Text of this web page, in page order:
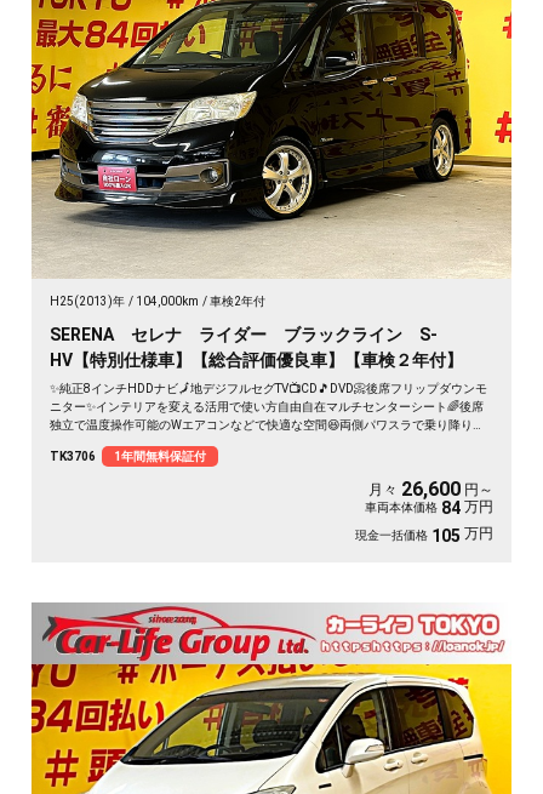
H25(2013)年 104,000km 車検2年付
SERENA セレナ ライダー ブラックライン S-
HV【特別仕様車】【総合評価優良車】【車検２年付】
✨純正8インチHDDナビ🗾地デジフルセグTV📺CD🎵DVD📀後席フリップダウンモ
ニター✨インテリアを変える活用で使い方自由自在マルチセンターシート🌈後席
独立で温度操作可能のWエアコンなどで快適な空間😆両側パワスラで乗り降りラ
TK3706
1年間無料保証付
月々 26,600 円～
車両本体価格 84 万円
現金一括価格 105 万円